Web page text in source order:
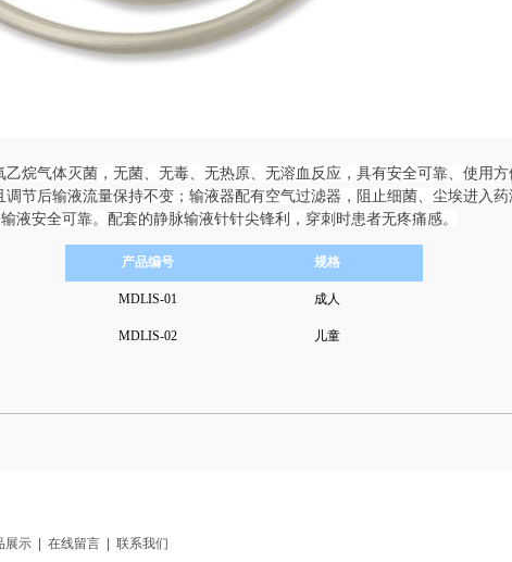
烷气体灭菌，无菌、无毒、无热原、无溶血反应，具有安全可靠、使用
节后输液流量保持不变；输液器配有空气过滤器，阻止细菌、尘埃进入
液安全可靠。配套的静脉输液针针尖锋利，穿刺时患者无疼痛感。
产品编号 规格
MDLIS-01 成人
MDLIS-02 儿童
展示 在线留言 联系我们